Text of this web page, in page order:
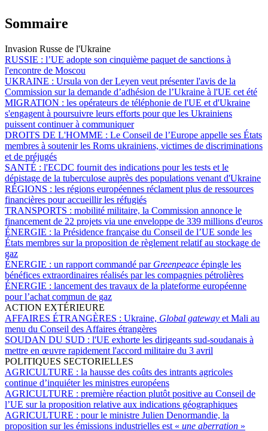
Sommaire
Invasion Russe de l'Ukraine
RUSSIE : l’UE adopte son cinquième paquet de sanctions à
l'encontre de Moscou
UKRAINE : Ursula von der Leyen veut présenter l'avis de la
Commission sur la demande d’adhésion de l’Ukraine à l'UE cet été
MIGRATION : les opérateurs de téléphonie de l'UE et d'Ukraine
s'engagent à poursuivre leurs efforts pour que les Ukrainiens
puissent continuer à communiquer
DROITS DE L'HOMME : Le Conseil de l’Europe appelle ses États
membres à soutenir les Roms ukrainiens, victimes de discriminations
et de préjugés
SANTÉ : l'ECDC fournit des indications pour les tests et le
dépistage de la tuberculose auprès des populations venant d'Ukraine
RÉGIONS : les régions européennes réclament plus de ressources
financières pour accueillir les réfugiés
TRANSPORTS : mobilité militaire, la Commission annonce le
financement de 22 projets via une enveloppe de 339 millions d'euros
ÉNERGIE : la Présidence française du Conseil de l’UE sonde les
États membres sur la proposition de règlement relatif au stockage de
gaz
ÉNERGIE : un rapport commandé par Greenpeace épingle les
bénéfices extraordinaires réalisés par les compagnies pétrolières
ÉNERGIE : lancement des travaux de la plateforme européenne
pour l’achat commun de gaz
ACTION EXTÉRIEURE
AFFAIRES ÉTRANGÈRES : Ukraine, Global gateway et Mali au
menu du Conseil des Affaires étrangères
SOUDAN DU SUD : l'UE exhorte les dirigeants sud-soudanais à
mettre en œuvre rapidement l'accord militaire du 3 avril
POLITIQUES SECTORIELLES
AGRICULTURE : la hausse des coûts des intrants agricoles
continue d’inquiéter les ministres européens
AGRICULTURE : première réaction plutôt positive au Conseil de
l’UE sur la proposition relative aux indications géographiques
AGRICULTURE : pour le ministre Julien Denormandie, la
proposition sur les émissions industrielles est « une aberration »